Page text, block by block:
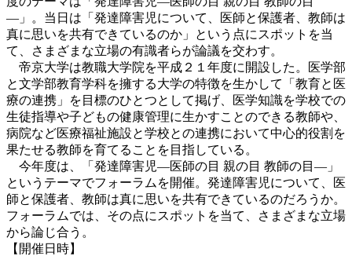
―」。当日は「発達障害児について、医師と保護者、教師は
真に思いを共有できているのか」という点にスポットを当
て、さまざまな立場の有識者らが論議を交わす。
帝京大学は教職大学院を平成２１年度に開設した。医学部
と文学部教育学科を擁する大学の特徴を生かして「教育と医
療の連携」を目標のひとつとして掲げ、医学知識を学校での
生徒指導や子どもの健康管理に生かすことのできる教師や、
病院など医療福祉施設と学校との連携において中心的役割を
果たせる教師を育てることを目指している。
今年度は、「発達障害児―医師の目 親の目 教師の目―」
というテーマでフォーラムを開催。発達障害児について、医
師と保護者、教師は真に思いを共有できているのだろうか。
フォーラムでは、その点にスポットを当て、さまざまな立場
から論じ合う。
【開催日時】